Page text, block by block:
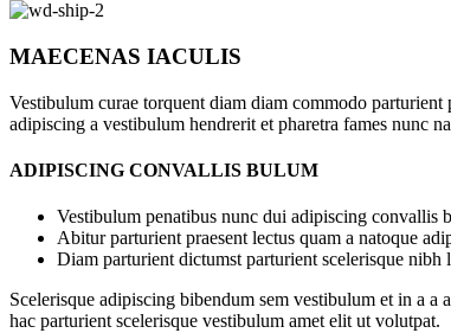
MAECENAS IACULIS
Vestibulum curae torquent diam diam commodo
adipiscing a vestibulum hendrerit et pharetra fames nunc
ADIPISCING CONVALLIS BULUM
Vestibulum penatibus nunc dui adipiscing convallis
Abitur parturient praesent lectus quam a natoque
Diam parturient dictumst parturient scelerisque nibh
Scelerisque adipiscing bibendum sem vestibulum et in a
hac parturient scelerisque vestibulum amet elit ut volutpat.